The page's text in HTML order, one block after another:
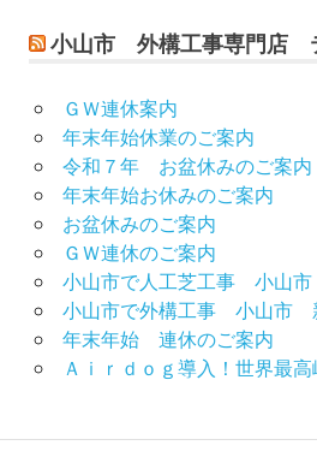
小山市 外構工事専門店
ＧＷ連休案内
年末年始休業のご案内
令和７年 お盆休みのご案内
年末年始お休みのご案内
お盆休みのご案内
ＧＷ連休のご案内
小山市で人工芝工事 小山
小山市で外構工事 小山市
年末年始 連休のご案内
Ａｉｒｄｏｇ導入！世界最